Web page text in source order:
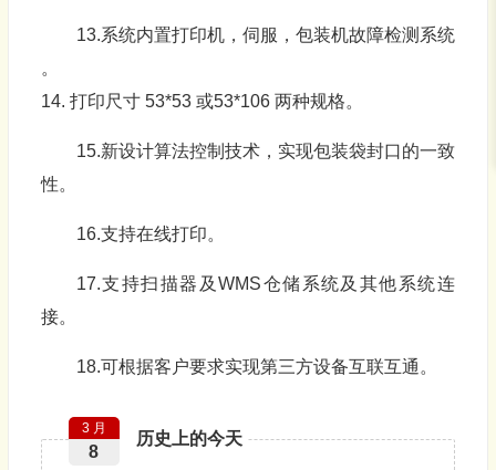
13.系统内置打印机，伺服，包装机故障检测系统
。
14. 打印尺寸 53*53 或53*106 两种规格。
15.新设计算法控制技术，实现包装袋封口的一致
性。
16.支持在线打印。
17.支持扫描器及WMS仓储系统及其他系统连
接。
18.可根据客户要求实现第三方设备互联互通。
历史上的今天
3 月
8